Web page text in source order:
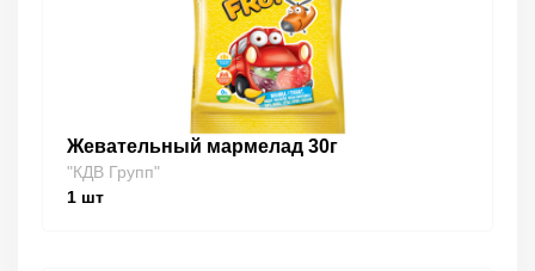
Жевательный мармелад 30г
"КДВ Групп"
1 шт